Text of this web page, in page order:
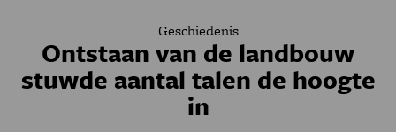
Geschiedenis
Ontstaan van de landbouw
stuwde aantal talen de hoogte
in